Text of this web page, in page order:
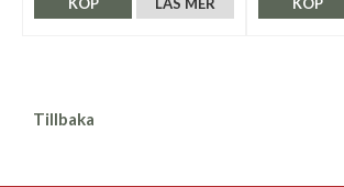
Tillbaka